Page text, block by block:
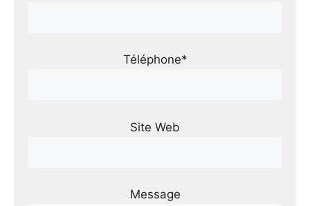
Téléphone*
Site Web
Message